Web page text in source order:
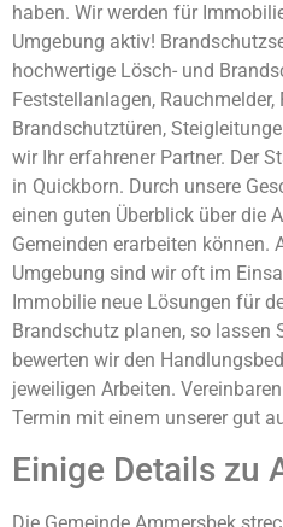
haben. Wir werden für
Umgebung aktiv!
hochwertige Lösch- und
Feststellanlagen, Rauchmelder,
Brandschutztüren,
wir Ihr erfahrener Partner. Der
in Quickborn. Durch unsere
einen guten Überblick über die
Gemeinden erarbeiten können.
Umgebung sind wir oft im
Immobilie neue Lösungen für
Brandschutz planen, so lassen
bewerten wir den
jeweiligen Arbeiten.
Termin mit einem unserer gut
Einige Details zu